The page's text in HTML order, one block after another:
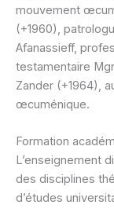
mouvement
(+1960),
Afanassieff,
testamentaire
Zander (+1964),
œcuménique.
Formation
L’enseignement
des disciplines
d’études